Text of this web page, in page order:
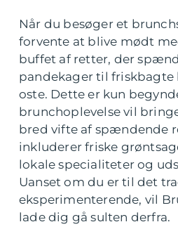
Når du besøger et
forvente at blive mødt
buffet af retter, der
pandekager til friskbagte
oste. Dette er kun
brunchoplevelse vil
bred vifte af spændende
inkluderer friske
lokale specialiteter og
Uanset om du er til det
eksperimenterende, vil
lade dig gå sulten derfra.